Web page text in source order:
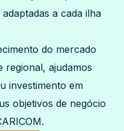
a cada ilha
do mercado
regional, ajudamos
investimento em
objetivos de negócio